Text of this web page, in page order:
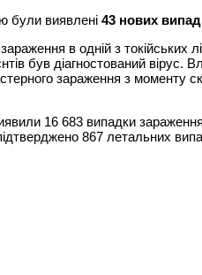
були виявлені 43 нових
в одній з токійських
був діагностований вірус.
зараження з моменту
16 683 випадки
867 летальних